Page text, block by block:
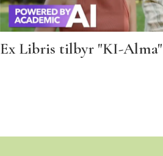
Ex Libris tilbyr "KI-Alma"